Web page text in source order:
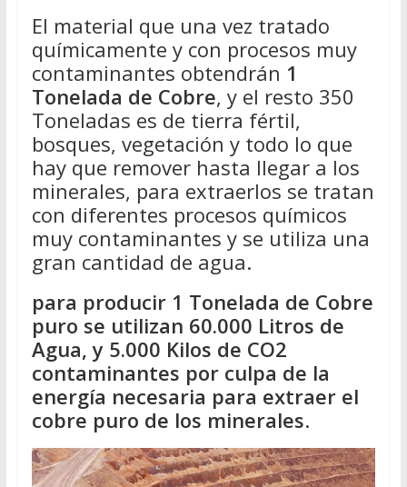
El material que una vez tratado
químicamente y con procesos muy
contaminantes obtendrán 1
Tonelada de Cobre, y el resto 350
Toneladas es de tierra fértil,
bosques, vegetación y todo lo que
hay que remover hasta llegar a los
minerales, para extraerlos se tratan
con diferentes procesos químicos
muy contaminantes y se utiliza una
gran cantidad de agua.
para producir 1 Tonelada de Cobre
puro se utilizan 60.000 Litros de
Agua, y 5.000 Kilos de CO2
contaminantes por culpa de la
energía necesaria para extraer el
cobre puro de los minerales.